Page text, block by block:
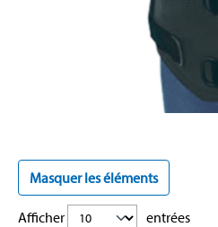
Masquer les éléments
Afficher entrées